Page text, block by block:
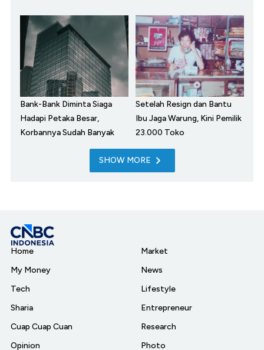
Bank-Bank Diminta Siaga
Hadapi Petaka Besar,
Korbannya Sudah Banyak
Setelah Resign dan Bantu
Ibu Jaga Warung, Kini Pemilik
23.000 Toko
SHOW MORE
Home
My Money
Tech
Sharia
Cuap Cuap Cuan
Opinion
Market
News
Lifestyle
Entrepreneur
Research
Photo